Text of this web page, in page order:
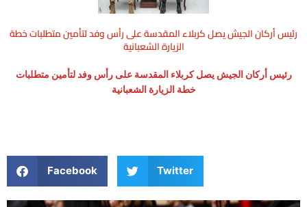
رئيس أركان الجيش يصل كربلاء المقدسة على رأس وفد لتأمين متطلبات خطة
الزيارة الشعبانية
رئيس أركان الجيش يصل كربلاء المقدسة على رأس وفد لتأمين متطلبات
خطة الزيارة الشعبانية
Facebook Twitter